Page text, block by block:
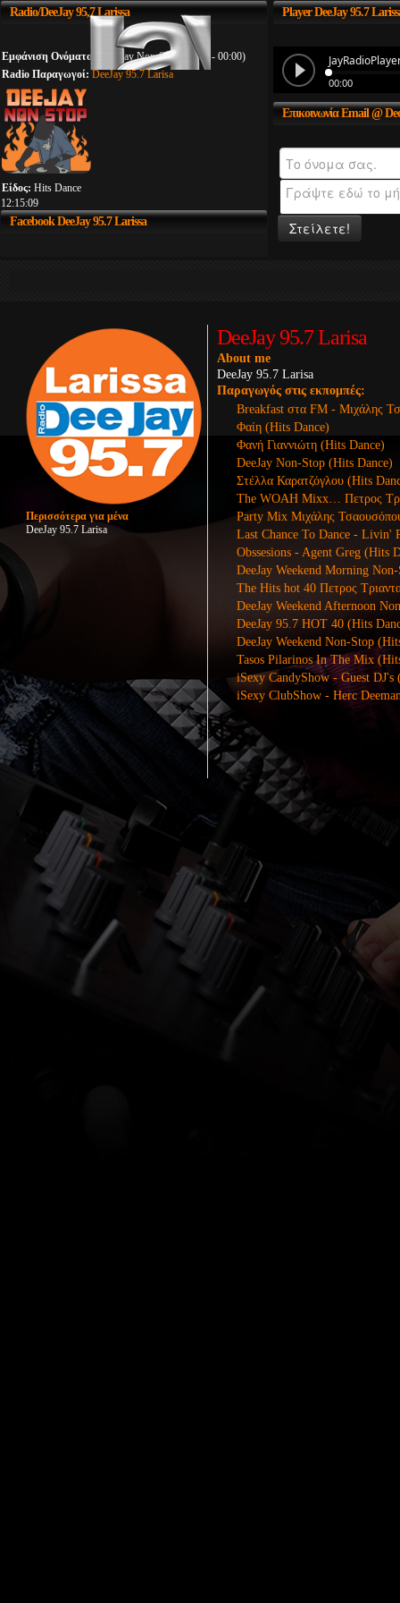
Radio/DeeJay95,7 Larissa
Εμφάνιση Ονόματος:
DeeJay Non-Stop (00:00 - 00:00)
Radio Παραγωγοί: DeeJay 95.7 Larisa
Είδος: Hits Dance
12:15:09
FacebookDeeJay 95.7 Larissa
PlayerDeeJay 95.7
ΕπικοινωνίαEmail @
Στείλετε!
Περισσότερα για μένα
DeeJay 95.7 Larisa
DeeJay 95.7 Larisa
About me
DeeJay 95.7 Larisa
Παραγωγός στις εκπομπές:
Breakfast στα FM - Μιχάλης
Φαίη (Hits Dance)
Φανή Γιαννιώτη (Hits Dance)
DeeJay Non-Stop (Hits Dance)
Στέλλα Καρατζόγλου (Hits
The WOAH Mixx… Πετρος
Party Mix Μιχάλης
Last Chance To Dance - Livin'
Obssesions - Agent Greg (Hits
DeeJay Weekend Morning
The Hits hot 40 Πετρος
DeeJay Weekend Afternoon
DeeJay 95.7 HOT 40 (Hits
DeeJay Weekend Non-Stop
Tasos Pilarinos In The Mix
iSexy CandyShow - Guest DJ's
iSexy ClubShow - Herc